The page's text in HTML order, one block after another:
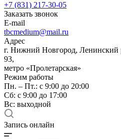
+7 (831) 217-30-05
Заказать звонок
E-mail
tbcmedium@mail.ru
Адрес
г. Нижний Новгород, Ленинский
93,
метро «Пролетарская»
Режим работы
Пн. – Пт.: с 9:00 до 20:00
Cб: с 9:00 до 17:00
Вс: выходной
Запись онлайн